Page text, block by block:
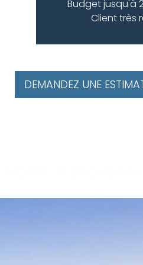
Budget jusqu'à
Client très
DEMANDEZ UNE